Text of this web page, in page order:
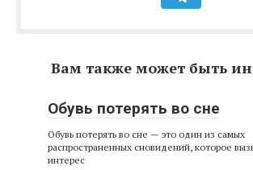
Вам также может быть
Обувь потерять во сне
Обувь потерять во сне — это один из самых
распространенных сновидений, которое
интерес